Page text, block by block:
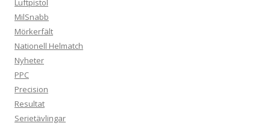
Luftpistol
MilSnabb
Mörkerfält
Nationell Helmatch
Nyheter
PPC
Precision
Resultat
Serietävlingar